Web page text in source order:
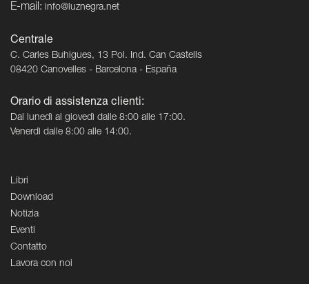
E-mail: info@luznegra.net
Centrale
C. Carles Buhigues, 13 Pol. Ind. Can Castells
08420 Canovelles - Barcelona - España
Orario di assistenza clienti:
Dal lunedì al giovedì dalle 8:00 alle 17:00.
Venerdì dalle 8:00 alle 14:00.
Libri
Download
Notizia
Eventi
Contatto
Lavora con noi